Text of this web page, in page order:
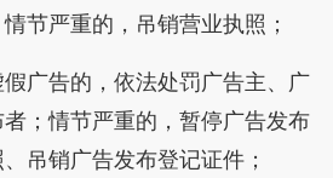
节严重的，吊销营业执照；
假广告的，依法处罚广告主、广
；情节严重的，暂停广告发布
吊销广告发布登记证件；